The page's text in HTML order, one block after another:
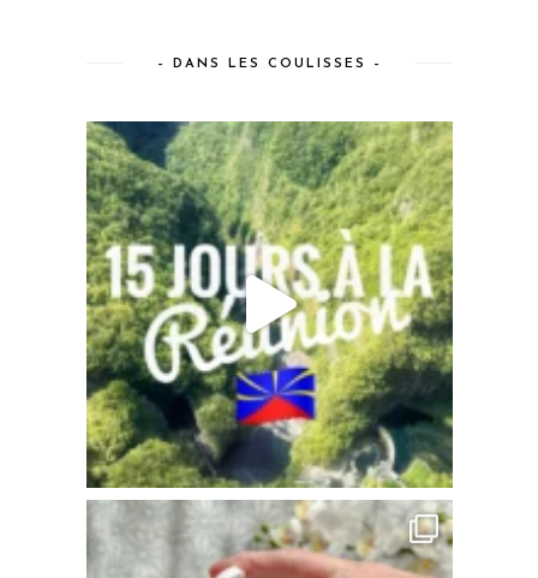
– DANS LES COULISSES –